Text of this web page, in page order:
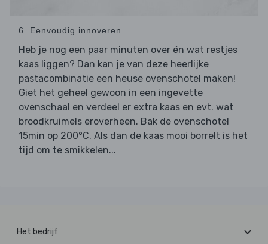
6. Eenvoudig innoveren
Heb je nog een paar minuten over én wat restjes
kaas liggen? Dan kan je van deze heerlijke
pastacombinatie een heuse ovenschotel maken!
Giet het geheel gewoon in een ingevette
ovenschaal en verdeel er extra kaas en evt. wat
broodkruimels eroverheen. Bak de ovenschotel
15min op 200°C. Als dan de kaas mooi borrelt is het
tijd om te smikkelen...
Het bedrijf